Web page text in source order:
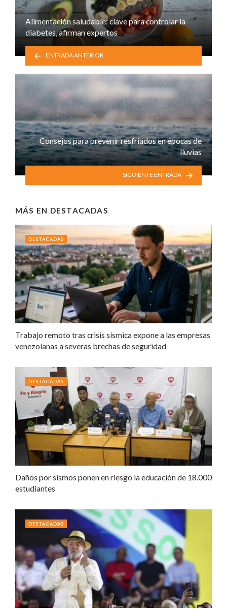
Alimentación saludable: clave para controlar la
diabetes, afirman expertos
ENTRADA ANTERIOR
Consejos para prevenir resfriados en épocas de
lluvias
SIGUIENTE ENTRADA
MÁS EN DESTACADAS
Trabajo remoto tras crisis sísmica expone a las empresas
venezolanas a severas brechas de seguridad
DESTACADAS
Daños por sismos ponen en riesgo la educación de 18.000
estudiantes
DESTACADAS
DESTACADAS